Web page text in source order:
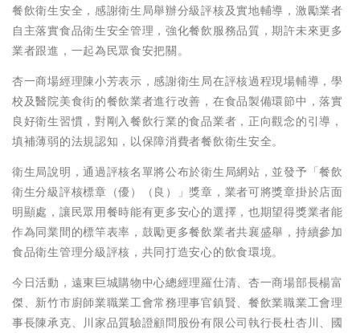
餐飲衛生安全，感謝衛生局舉辦分級評核及實地輔導，激勵業者
自主落實食品衛生安全管理，強化餐飲服務品質，期許未來更多
業者跟進，一起為民眾食安把關。
杏一商場經理陳小芳表示，感謝衛生局在評核過程現場輔導，學
校及醫院美食街的餐飲業者進行改善，在食品製備環節中，落實
良好衛生習慣，對剛入餐飲行業的食品業者，正向觀念的引導，
填補薄弱的法規認知，以保障消費者餐飲衛生安全。
衛生局說明，通過評核名單將公布於衛生局網站，並發予「餐飲
衛生分級評核標章（優）（良）」獎章，業者可將獎章掛於店面
明顯處，讓民眾用餐時能有更多安心的選擇，也期望得獎業者能
作為同業間的標竿表率，鼓勵更多餐飲業者共襄盛舉，持續參加
食品衛生管理分級評核，共同打造安心的飲食環境。
今日活動，遠東巨城購物中心總經理羅仕清、杏一商場部長楊富
傑、新竹市廚師業職業工會常務理事官鎮賢、餐飲業職業工會理
事長陳承克、川家品質驗證顧問股份有限公司執行長杜杏川、國